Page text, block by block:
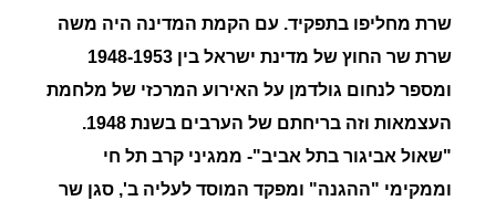
שרת מחליפו בתפקיד. עם הקמת המדינה היה משה
שרת שר החוץ של מדינת ישראל בין 1948-1953
ומספר לנחום גולדמן על האירוע המרכזי של מלחמת
העצמאות וזה בריחתם של הערבים בשנת 1948.
"שאול אביגור בתל אביב"- ממגיני קרב תל חי
וממקימי "ההגנה" ומפקד המוסד לעליה ב', סגן שר